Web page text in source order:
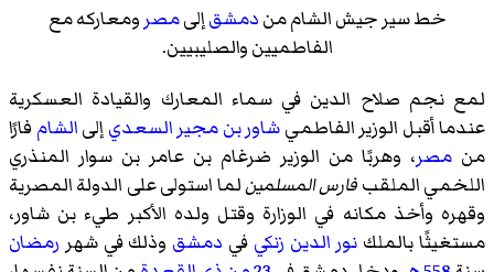
خط سير جيش الشام مندمشقإلىمصر ومعاركه مع
الفاطميين والصليبيين.
لمع نجم صلاح الدين في سماء المعارك والقيادة العسكرية
عندما أقبل الوزير الفاطميشاور بن مجير السعديإلىالشام فارًا
من مصر، وهربًا من الوزير ضرغام بن عامر بن سوار المنذري
اللخمي الملقبفارس المسلمينلما استولى على الدولة المصرية
وقهره وأخذ مكانه في الوزارة وقتل ولده الأكبر طيء بن شاور،
مستغيثًا بالملك نور الدين زنكي في دمشق وذلك في شهر رمضان